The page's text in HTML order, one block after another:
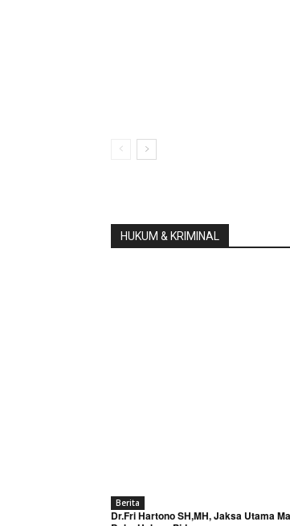
HUKUM & KRIMINAL
Berita
Dr.Fri Hartono SH,MH, Jaksa Utama